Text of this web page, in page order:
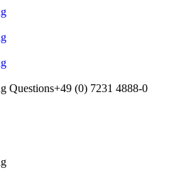
Questions+49 (0) 7231 4888-0